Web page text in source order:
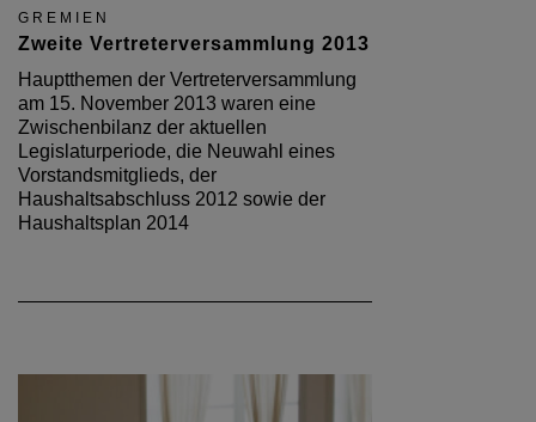
GREMIEN
Zweite Vertreterversammlung 2013
Hauptthemen der Vertreterversammlung
am 15. November 2013 waren eine
Zwischenbilanz der aktuellen
Legislaturperiode, die Neuwahl eines
Vorstandsmitglieds, der
Haushaltsabschluss 2012 sowie der
Haushaltsplan 2014